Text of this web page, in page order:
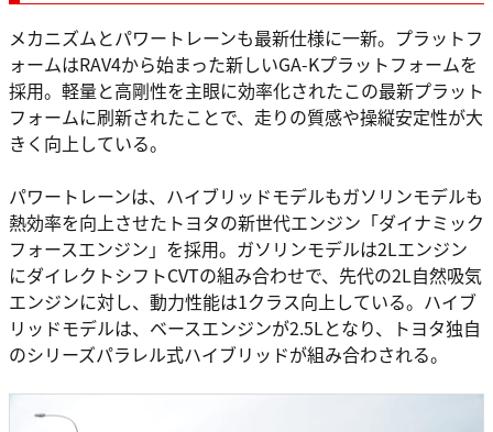
メカニズムとパワートレーンも最新仕様に一新。プラットフ
ォームはRAV4から始まった新しいGA-Kプラットフォームを
採用。軽量と高剛性を主眼に効率化されたこの最新プラット
フォームに刷新されたことで、走りの質感や操縦安定性が大
きく向上している。
パワートレーンは、ハイブリッドモデルもガソリンモデルも
熱効率を向上させたトヨタの新世代エンジン「ダイナミック
フォースエンジン」を採用。ガソリンモデルは2Lエンジン
にダイレクトシフトCVTの組み合わせで、先代の2L自然吸気
エンジンに対し、動力性能は1クラス向上している。ハイブ
リッドモデルは、ベースエンジンが2.5Lとなり、トヨタ独自
のシリーズパラレル式ハイブリッドが組み合わされる。